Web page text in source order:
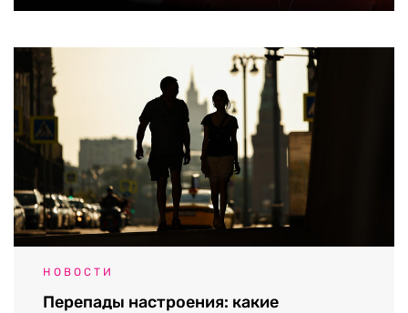
НОВОСТИ
Перепады настроения: какие